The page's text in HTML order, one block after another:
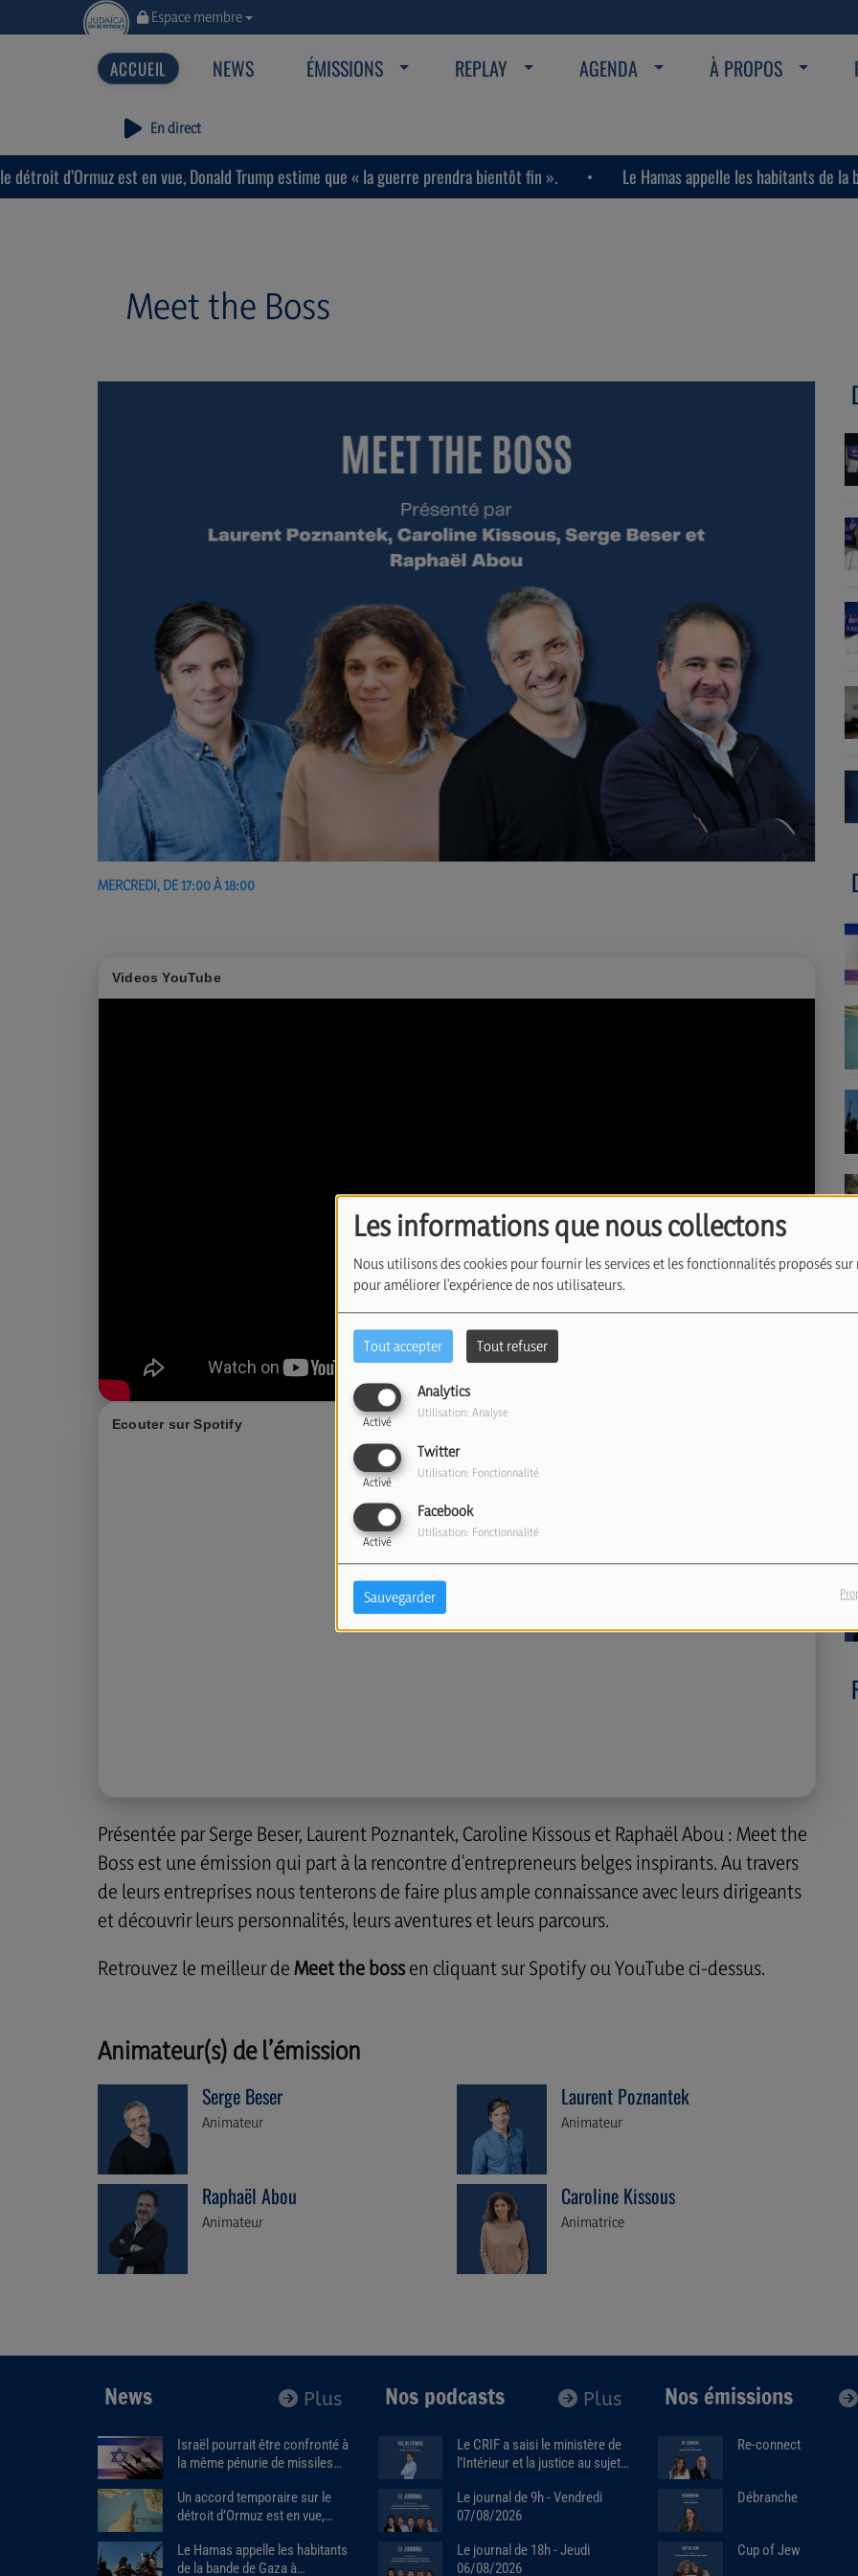
Les informations que nous collectons
Nous utilisons des cookies pour fournir les services et les fonctionnalités proposés
pour améliorer l'expérience de nos utilisateurs.
Tout accepter Tout refuser
Analytics
Activé
Utilisation: Analyse
Twitter
Activé
Utilisation: Fonctionnalité
Facebook
Activé
Utilisation: Fonctionnalité
Sauvegarder
Espace membre
NEWS ÉMISSIONS REPLAY AGENDA À PROPOS
En direct
en vue, Donald Trump estime que « la guerre prendra bientôt fin ». Le Hamas appelle les habitants de la bande de Gaza
Meet the Boss
MERCREDI, DE 17:00 À 18:00
Videos YouTube
Ecouter sur Spotify
Présentée par Serge Beser, Laurent Poznantek, Caroline Kissous et Raphaël Abou : Meet the
Boss est une émission qui part à la rencontre d'entrepreneurs belges inspirants. Au travers
de leurs entreprises nous tenterons de faire plus ample connaissance avec leurs dirigeants
et découvrir leurs personnalités, leurs aventures et leurs parcours.
Retrouvez le meilleur de Meet the boss en cliquant sur Spotify ou YouTube ci-dessus.
Animateur(s) de l’émission
Serge Beser
Animateur
Laurent Poznantek
Animateur
Raphaël Abou
Animateur
Caroline Kissous
Animatrice
Plus
News
Israël pourrait être confronté à
la même pénurie de missiles
Un accord temporaire sur le
détroit d’Ormuz est en vue,
guerre prendra bientôt fin ».
Le Hamas appelle les habitants
de la bande de Gaza à
Plus
Nos podcasts
Le CRIF a saisi le ministère de
l’Intérieur et la justice au sujet
Robert Ejnes (07/07/2026)
Le journal de 9h - Vendredi
07/08/2026
Le journal de 18h - Jeudi
06/08/2026
Nos émissions
Re-connect
Débranche
Cup of Jew